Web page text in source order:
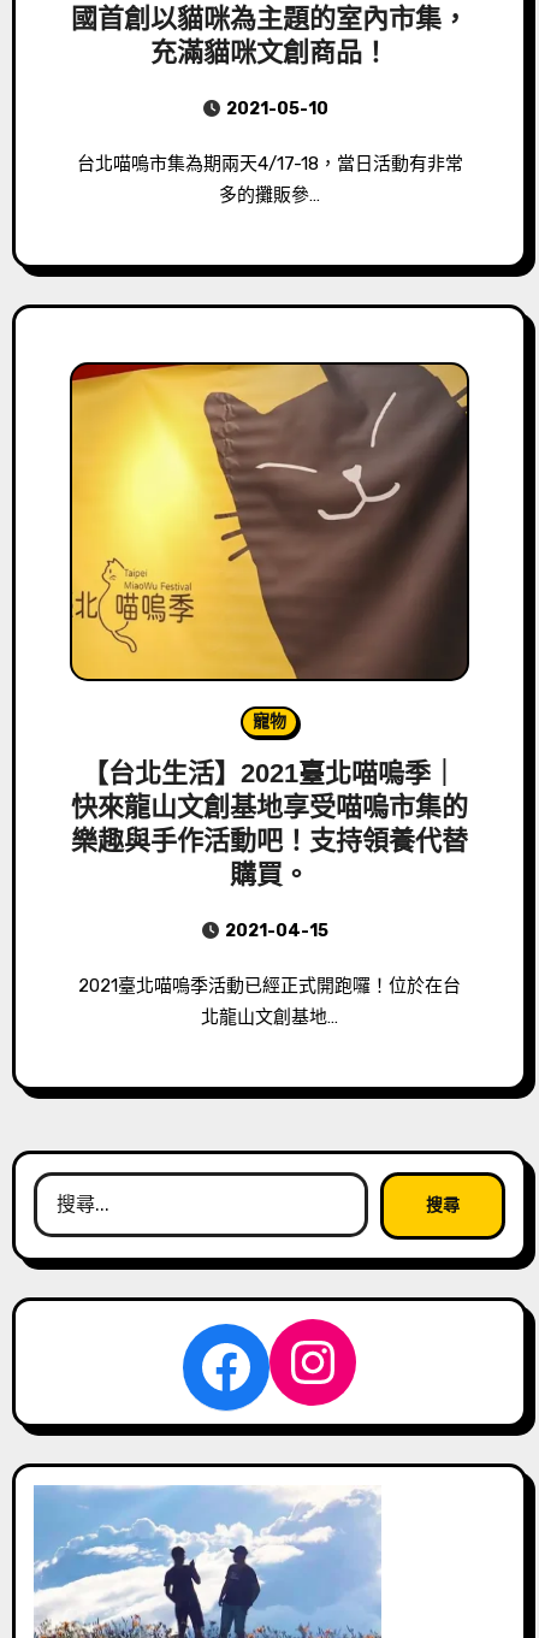
國首創以貓咪為主題的室內市集，
充滿貓咪文創商品！
2021-05-10
台北喵嗚市集為期兩天4/17-18，當日活動有非常
多的攤販參…
寵物
【台北生活】2021臺北喵嗚季｜
快來龍山文創基地享受喵嗚市集的
樂趣與手作活動吧！支持領養代替
購買。
2021-04-15
2021臺北喵嗚季活動已經正式開跑囉！位於在台
北龍山文創基地…
搜
尋
關
Facebook